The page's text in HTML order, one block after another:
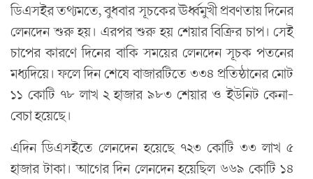
ডিএসইর তথ্যমতে, বুধবার সূচকের ঊর্ধ্বমুখী প্রবণতায় দিনের
লেনদেন শুরু হয়। এরপর শুরু হয় শেয়ার বিক্রির চাপ। সেই
চাপের কারণে দিনের বাকি সময়ের লেনদেন সূচক পতনের
মধ্যদিয়ে। ফলে দিন শেষে বাজারটিতে ৩৩৪ প্রতিষ্ঠানের মোট
১১ কোটি ৭৮ লাখ ২ হাজার ৯৮৩ শেয়ার ও ইউনিট কেনা-
বেচা হয়েছে।
এদিন ডিএসইতে লেনদেন হয়েছে ৭২৩ কোটি ৩৩ লাখ ৫
হাজার টাকা। আগের দিন লেনদেন হয়েছিল ৬৬৯ কোটি ১৪